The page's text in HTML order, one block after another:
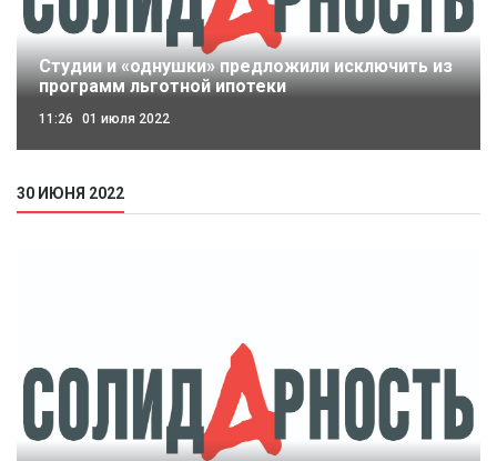
Студии и «однушки» предложили исключить из
программ льготной ипотеки
11:26 01 июля 2022
30 ИЮНЯ 2022